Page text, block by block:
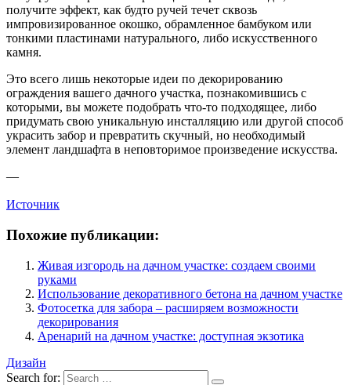
получите эффект, как будто ручей течет сквозь
импровизированное окошко, обрамленное бамбуком или
тонкими пластинами натурального, либо искусственного
камня.
Это всего лишь некоторые идеи по декорированию
ограждения вашего дачного участка, познакомившись с
которыми, вы можете подобрать что-то подходящее, либо
придумать свою уникальную инсталляцию или другой способ
украсить забор и превратить скучный, но необходимый
элемент ландшафта в неповторимое произведение искусства.
—
Источник
Похожие публикации:
Живая изгородь на дачном участке: создаем своими
руками
Использование декоративного бетона на дачном участке
Фотосетка для забора – расширяем возможности
декорирования
Аренарий на дачном участке: доступная экзотика
Дизайн
Search for: